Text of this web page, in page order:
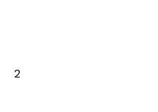
2